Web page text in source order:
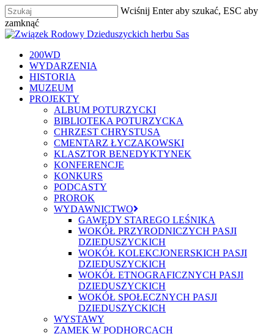
Skip
to
main
Wciśnij Enter aby szukać, ESC aby
zamknąć
Zamknij
szukaj
Menu
200WD
WYDARZENIA
HISTORIA
MUZEUM
PROJEKTY
ALBUM POTURZYCKI
BIBLIOTEKA POTURZYCKA
CHRZEST CHRYSTUSA
CMENTARZ ŁYCZAKOWSKI
KLASZTOR BENEDYKTYNEK
KONFERENCJE
KONKURS
PODCASTY
PROROK
WYDAWNICTWO
GAWĘDY STAREGO LEŚNIKA
WOKÓŁ PRZYRODNICZYCH PASJI
DZIEDUSZYCKICH
WOKÓŁ KOLEKCJONERSKICH PASJI
DZIEDUSZYCKICH
WOKÓŁ ETNOGRAFICZNYCH PASJI
DZIEDUSZYCKICH
WOKÓŁ SPOŁECZNYCH PASJI
DZIEDUSZYCKICH
WYSTAWY
ZAMEK W PODHORCACH